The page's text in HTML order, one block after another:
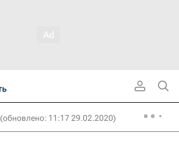
(обновлено: 11:17 29.02.2020)